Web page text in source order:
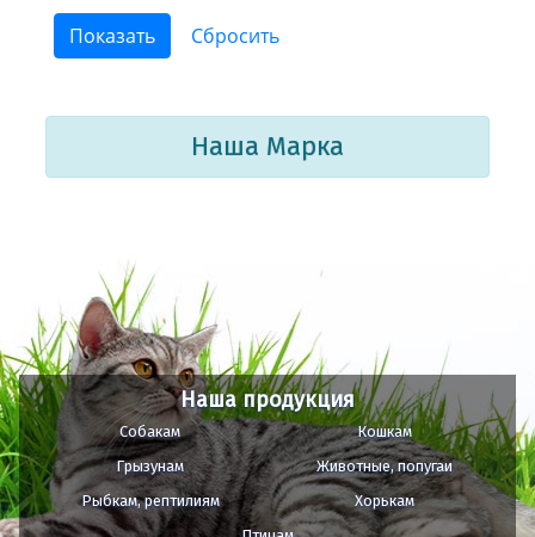
Наша Марка
Наша продукция
Собакам
Кошкам
Грызунам
Животные, попугаи
Рыбкам, рептилиям
Хорькам